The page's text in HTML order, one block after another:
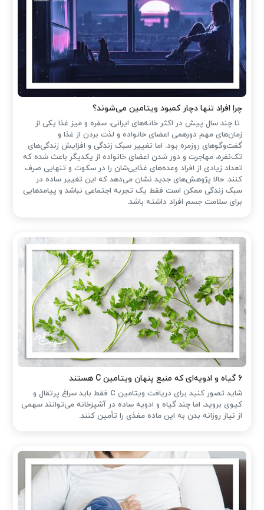
چرا افراد تنها دچار کمبود ویتامین می‌شوند؟
تا چند سال پیش در اکثر خانه‌های ایرانی، سفره و میز غذا یکی از
زمان‌های مهم دورهمی اعضای خانواده و لذت بردن از غذا و
گفت‌وگوهای روزمره بود. اما تغییر سبک زندگی و افزایش زندگی‌های
تک‌نفره، مهاجرت و دور شدن اعضای خانواده از یکدیگر باعث شده که
تعداد زیادی از افراد وعده‌های غذایی‌شان را در سکوت و تنهایی صرف
کنند. حالا پژوهش‌های جدید نشان می‌دهد که این تغییر ساده در
سبک زندگی ممکن است فقط یک تجربه اجتماعی نباشد و پیامدهایی
برای سلامت جسم افراد داشته باشد.
۶ گیاه و ادویه‌ای که منبع پنهان ویتامین C هستند
شاید تصور کنید برای دریافت ویتامین C فقط باید سراغ پرتقال و
کیوی بروید، اما چند گیاه و ادویه ساده در آشپزخانه می‌توانند سهمی
از نیاز روزانه بدن به این ماده مغذی را تأمین کنند.